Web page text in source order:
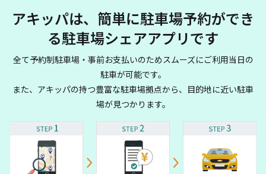
アキッパは、簡単に駐車場予約ができ
る駐車場シェアアプリです
全て予約制駐車場・事前お支払いのためスムーズにご利用当日の
駐車が可能です。
また、アキッパの持つ豊富な駐車場拠点から、目的地に近い駐車
場が見つかります。